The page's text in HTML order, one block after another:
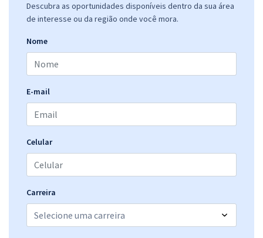
Descubra as oportunidades disponíveis dentro da sua área
de interesse ou da região onde você mora.
Nome
E-mail
Celular
Carreira